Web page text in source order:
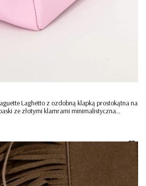
Laghetto z ozdobną klapką prostokątna na
ze złotymi klamrami minimalistyczna